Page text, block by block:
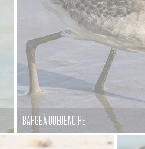
BARGE À QUEUE NOIRE